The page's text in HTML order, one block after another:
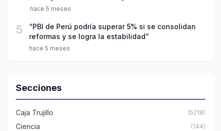
hace 5 meses
5
“PBI de Perú podría superar 5% si se consolidan
reformas y se logra la estabilidad”
hace 5 meses
Secciones
Caja Trujillo (5218)
Ciencia (144)